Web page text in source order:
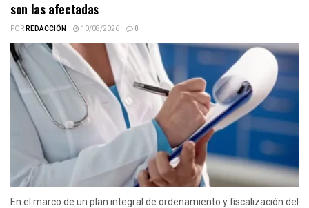
son las afectadas
PORREDACCIÓN 10/08/2026 0
En el marco de un plan integral de ordenamiento y fiscalización del